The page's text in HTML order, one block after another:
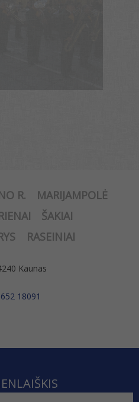
R.
MARIJAMPOLĖ
ŠAKIAI
RASEINIAI
Kaunas
18091